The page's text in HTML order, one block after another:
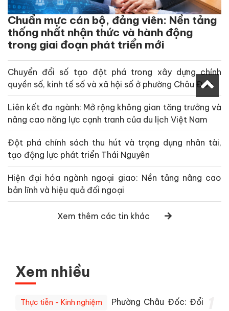
Chuẩn mực cán bộ, đảng viên: Nền tảng
thống nhất nhận thức và hành động
trong giai đoạn phát triển mới
Chuyển đổi số tạo đột phá trong xây dựng chính
quyền số, kinh tế số và xã hội số ở phường Châu Đốc
Liên kết đa ngành: Mở rộng không gian tăng trưởng và
nâng cao năng lực cạnh tranh của du lịch Việt Nam
Đột phá chính sách thu hút và trọng dụng nhân tài,
tạo động lực phát triển Thái Nguyên
Hiện đại hóa ngành ngoại giao: Nền tảng nâng cao
bản lĩnh và hiệu quả đối ngoại
Xem thêm các tin khác
Xem nhiều
Thực tiễn - Kinh nghiệm
Phường Châu Đốc: Đổi